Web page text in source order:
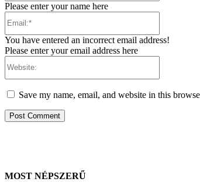
Please enter your name here
You have entered an incorrect email address!
Please enter your email address here
Save my name, email, and website in this
MOST NÉPSZERŰ